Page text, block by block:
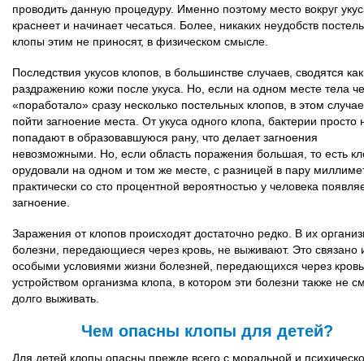
проводить данную процедуру. Именно поэтому место вокруг
краснеет и начинает чесаться. Более, никаких неудобств
клопы этим не приносят, в физическом смысле.
Последствия укусов клопов, в большинстве случаев, сводятся
раздражению кожи после укуса. Но, если на одном месте тела
«поработало» сразу несколько постельных клопов, в этом
пойти загноение места. От укуса одного клопа, бактерии просто
попадают в образовавшуюся рану, что делает загноения
невозможными. Но, если область поражения большая, то есть
орудовали на одном и том же месте, с разницей в пару
практически со сто процентной вероятностью у человека
загноение.
Заражения от клопов происходят достаточно редко. В их
болезни, передающиеся через кровь, не выживают. Это связано
особыми условиями жизни болезней, передающихся через
устройством организма клопа, в котором эти болезни также не
долго выживать.
Чем опасны клопы для детей?
Для детей клопы опасны прежде всего с моральной и